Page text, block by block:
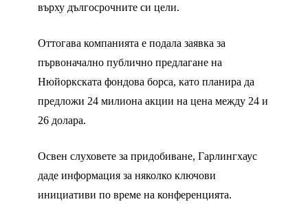
върху дългосрочните си цели.
Оттогава компанията е подала заявка за
първоначално публично предлагане на
Нюйоркската фондова борса, като планира да
предложи 24 милиона акции на цена между 24 и
26 долара.
Освен слуховете за придобиване, Гарлингхаус
даде информация за няколко ключови
инициативи по време на конференцията.